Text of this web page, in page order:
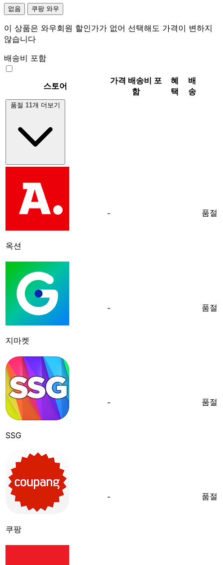
없음 쿠팡 와우
이 상품은 와우회원 할인가가 없어 선택해도 가격이 변하지
않습니다
배송비 포함
스토어
가격 배송비 포
함
혜
택
배
송
품절 11개 더보기
옥션
- 품절
지마켓
- 품절
SSG
- 품절
쿠팡
- 품절